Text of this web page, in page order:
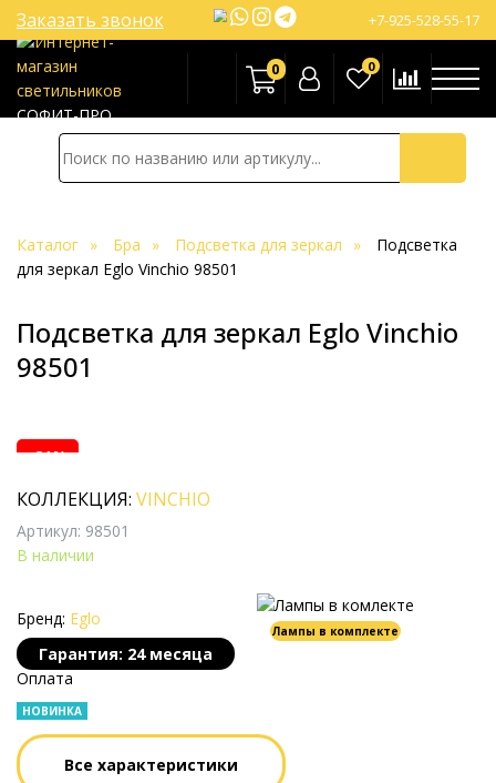
СОФИТ-ПРО
+7-925-528-55-17
Заказать звонок
0 0
Каталог Бра Подсветка для зеркал
Подсветка
для зеркал Eglo Vinchio 98501
Подсветка для зеркал Eglo Vinchio
98501
-21%
КОЛЛЕКЦИЯ: VINCHIO
Артикул: 98501
В наличии
Бренд: Eglo
Гарантия: 24 месяца
Лампы в комплекте
Оплата
НОВИНКА
Все характеристики